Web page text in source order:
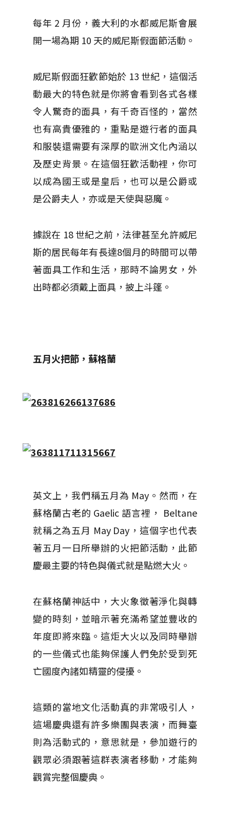
每年 2 月份，義大利的水都威尼斯會展
開一場為期 10 天的威尼斯假面節活動。
威尼斯假面狂歡節始於 13 世紀，這個活
動最大的特色就是你將會看到各式各樣
令人驚奇的面具，有千奇百怪的，當然
也有高貴優雅的，重點是遊行者的面具
和服裝還需要有深厚的歐洲文化內涵以
及歷史背景。在這個狂歡活動裡，你可
以成為國王或是皇后，也可以是公爵或
是公爵夫人，亦或是天使與惡魔。
據說在 18 世紀之前，法律甚至允許威尼
斯的居民每年有長達8個月的時間可以帶
著面具工作和生活，那時不論男女，外
出時都必須戴上面具，披上斗篷。
五月火把節，蘇格蘭
英文上，我們稱五月為 May。然而，在
蘇格蘭古老的 Gaelic 語言裡， Beltane
就稱之為五月 May Day，這個字也代表
著五月一日所舉辦的火把節活動，此節
慶最主要的特色與儀式就是點燃大火。
在蘇格蘭神話中，大火象徵著淨化與轉
變的時刻，並暗示著充滿希望並豐收的
年度即將來臨。這炬大火以及同時舉辦
的一些儀式也能夠保護人們免於受到死
亡國度內諸如精靈的侵擾。
這類的當地文化活動真的非常吸引人，
這場慶典還有許多樂團與表演，而舞臺
則為活動式的，意思就是，參加遊行的
觀眾必須跟著這群表演者移動，才能夠
觀賞完整個慶典。